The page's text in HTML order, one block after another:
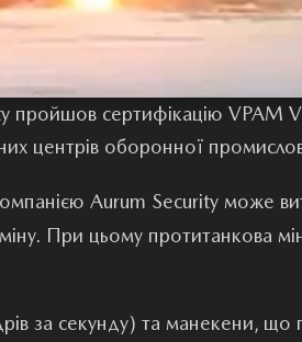
сертифікацію VPAM
центрів оборонної
Aurum Security може
При цьому протитанкова
за секунду) та манекени,